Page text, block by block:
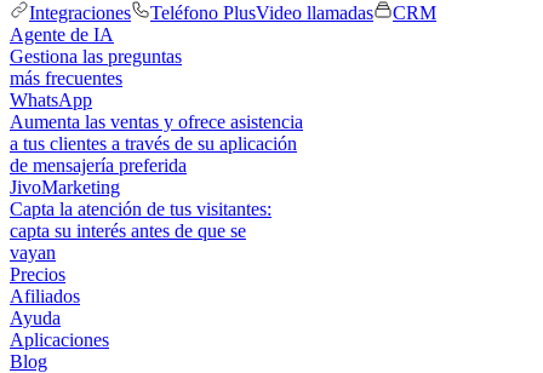
Integraciones
Teléfono PlusVideo llamadas
CRM
Agente de IA
Gestiona las preguntas
más frecuentes
WhatsApp
Aumenta las ventas y ofrece asistencia
a tus clientes a través de su aplicación
de mensajería preferida
JivoMarketing
Capta la atención de tus visitantes:
capta su interés antes de que se
vayan
Precios
Afiliados
Ayuda
Aplicaciones
Blog